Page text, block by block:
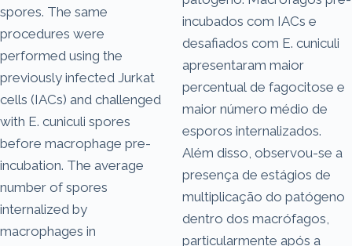
spores. The same
procedures were
performed using the
previously infected Jurkat
cells (IACs) and challenged
with E. cuniculi spores
before macrophage pre-
incubation. The average
number of spores
internalized by
macrophages in
incubados com IACs e
desafiados com E. cuniculi
apresentaram maior
percentual de fagocitose e
maior número médio de
esporos internalizados.
Além disso, observou-se a
presença de estágios de
multiplicação do patógeno
dentro dos macrófagos,
particularmente após a